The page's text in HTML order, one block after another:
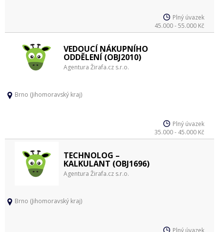
Plný úvazek
45.000 - 55.000 Kč
VEDOUCÍ NÁKUPNÍHO
ODDĚLENÍ (OBJ2010)
Agentura Žirafa.cz s.r.o.
Brno (Jihomoravský kraj)
Plný úvazek
35.000 - 45.000 Kč
TECHNOLOG –
KALKULANT (OBJ1696)
Agentura Žirafa.cz s.r.o.
Brno (Jihomoravský kraj)
Plný úvazek